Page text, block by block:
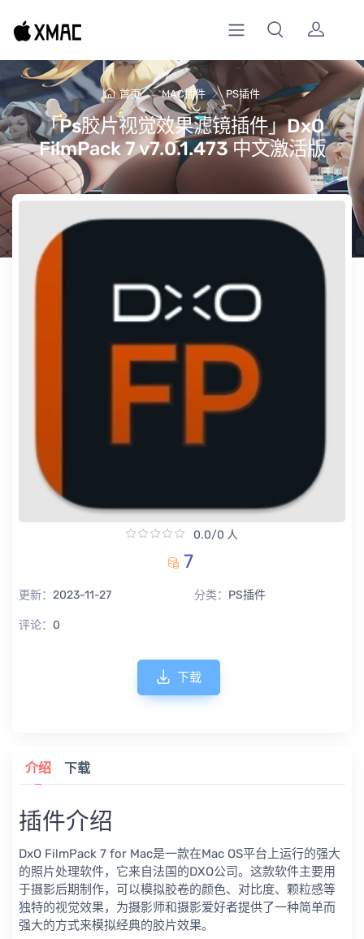
首页 MAC插件 PS插件
「Ps胶片视觉效果滤镜插件」DxO
FilmPack 7 v7.0.1.473 中文激活版
0.0/0 人
7
更新： 2023-11-27 分类： PS插件
评论： 0
下载
介绍 下载
插件介绍
DxO FilmPack 7 for Mac是一款在Mac OS平台上运行的强大
的照片处理软件，它来自法国的DXO公司。这款软件主要用
于摄影后期制作，可以模拟胶卷的颜色、对比度、颗粒感等
独特的视觉效果，为摄影师和摄影爱好者提供了一种简单而
强大的方式来模拟经典的胶片效果。